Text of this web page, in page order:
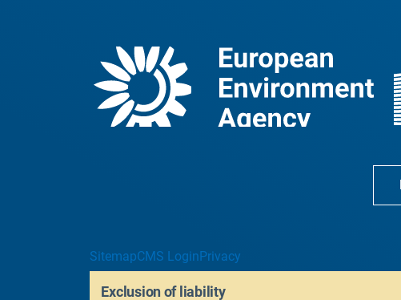
SitemapCMS Login Privacy
Exclusion of liability